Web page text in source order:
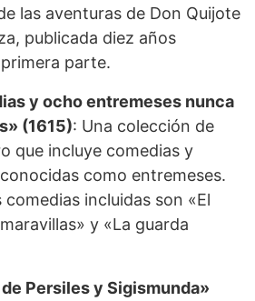
las aventuras de Don Quijote
publicada diez años
parte.
y ocho entremeses nunca
(1615): Una colección de
que incluye comedias y
como entremeses.
comedias incluidas son «El
y «La guarda
Persiles y Sigismunda»